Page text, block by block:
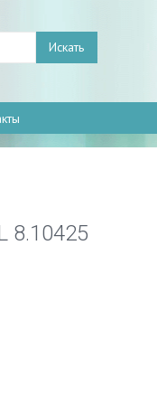
Искать
8.10425